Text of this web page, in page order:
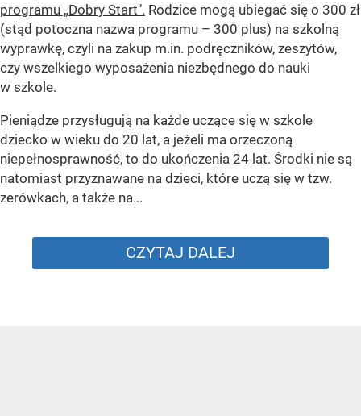
programu „Dobry Start". Rodzice mogą ubiegać się o 300 zł
(stąd potoczna nazwa programu – 300 plus) na szkolną
wyprawkę, czyli na zakup m.in. podręczników, zeszytów,
czy wszelkiego wyposażenia niezbędnego do nauki
w szkole.
Pieniądze przysługują na każde uczące się w szkole
dziecko w wieku do 20 lat, a jeżeli ma orzeczoną
niepełnosprawność, to do ukończenia 24 lat. Środki nie są
natomiast przyznawane na dzieci, które uczą się w tzw.
zerówkach, a także na...
CZYTAJ DALEJ